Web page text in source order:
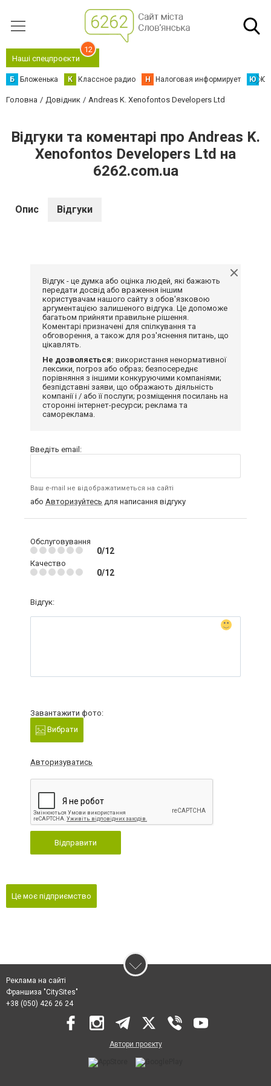
Наші спецпроєкти
12
Б Бложенька К Классное радио Н Налоговая информирует Ю
Головна Довідник Andreas K. Xenofontos Developers Ltd
Відгуки та коментарі про Andreas K.
Xenofontos Developers Ltd на
6262.com.ua
Опис Відгуки
Відгук - це думка або оцінка людей, які бажають
передати досвід або враження іншим
користувачам нашого сайту з обов'язковою
аргументацією залишеного відгука. Це допоможе
багатьом прийняти правильне рішення.
Коментарі призначені для спілкування та
обговорення, а також для роз'яснення питань, що
цікавлять.
Не дозволяється: використання ненормативної
лексики, погроз або образ; безпосереднє
порівняння з іншими конкуруючими компаніями;
безпідставні заяви, що ображають діяльність
компанії і / або її послуги; розміщення посилань на
сторонні інтернет-ресурси; реклама та
самореклама.
Введіть email:
Ваш e-mail не відображатиметься на сайті
або Авторизуйтесь для написання відгуку
Обслуговування
0/12
Качество
0/12
Відгук:
Завантажити фото:
Вибрати
Авторизуватись
Відправити
Це моє підприємство
Реклама на сайті
Франшиза "CitySites"
+38 (050) 426 26 24
Автори проєкту